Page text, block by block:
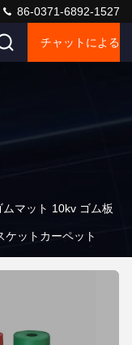
86-0371-6892-1527
チャットによる
ムマット 10kv ゴム板
ットカーペット